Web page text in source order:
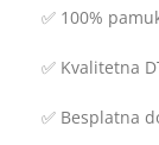
✅ 100%
✅ Kvalitetna
✅ Besplatna